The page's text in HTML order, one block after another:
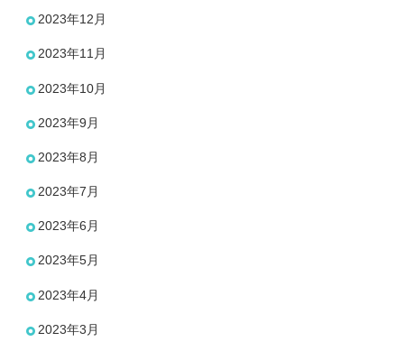
2023年12月
2023年11月
2023年10月
2023年9月
2023年8月
2023年7月
2023年6月
2023年5月
2023年4月
2023年3月